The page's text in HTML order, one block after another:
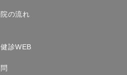
)
の流れ
診WEB